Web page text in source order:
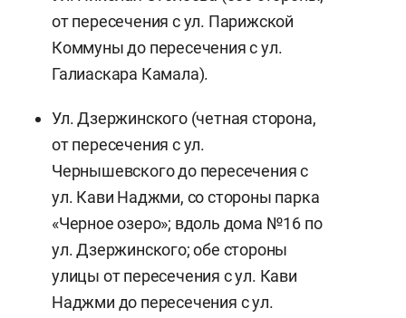
от пересечения с ул. Парижской
Коммуны до пересечения с ул.
Галиаскара Камала).
Ул. Дзержинского (четная сторона,
от пересечения с ул.
Чернышевского до пересечения с
ул. Кави Наджми, со стороны парка
«Черное озеро»; вдоль дома №16 по
ул. Дзержинского; обе стороны
улицы от пересечения с ул. Кави
Наджми до пересечения с ул.